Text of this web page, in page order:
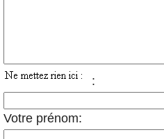
:
Votre prénom: